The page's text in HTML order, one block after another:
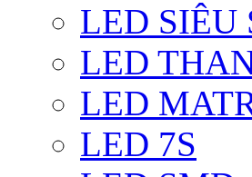
LED SIÊU
LED
LED
LED 7S